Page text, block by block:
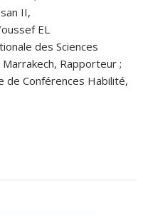
II,
EL
des Sciences
Rapporteur ;
de Conférences Habilité,